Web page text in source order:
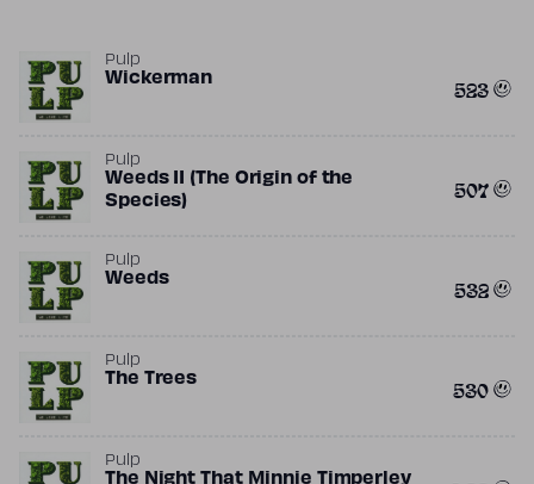
Pulp
Wickerman 523
Pulp
Weeds II (The Origin of the
Species)
507
Pulp
Weeds 532
Pulp
The Trees 530
Pulp
The Night That Minnie Timperley